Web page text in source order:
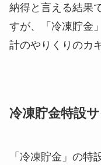
納得と言える結果
すが、「冷凍貯金
計のやりくりのカ
冷凍貯金特設
「冷凍貯金」の特